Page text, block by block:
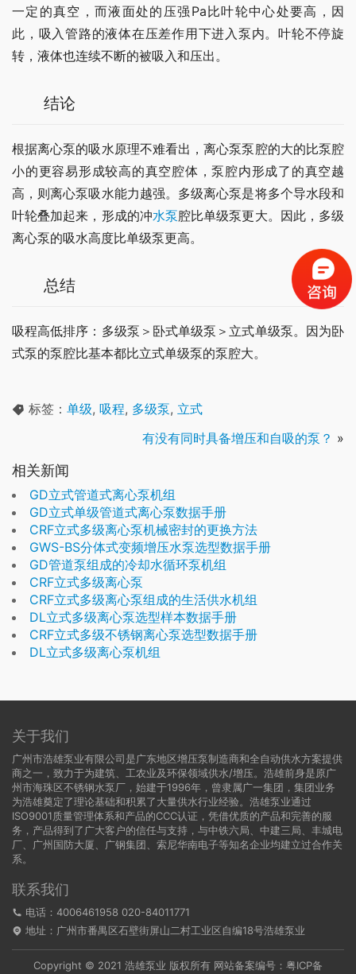
一定的真空，而液面处的压强Pa比叶轮中心处要高，因
此，吸入管路的液体在压差作用下进入泵内。叶轮不停旋
转，液体也连续不断的被吸入和压出。
结论
根据离心泵的吸水原理不难看出，离心泵泵腔的大的比泵腔
小的更容易形成较高的真空腔体，泵腔内形成了的真空越
高，则离心泵吸水能力越强。多级离心泵是将多个导水段和
叶轮叠加起来，形成的冲水泵腔比单级泵更大。因此，多级
离心泵的吸水高度比单级泵更高。
总结
吸程高低排序：多级泵＞卧式单级泵＞立式单级泵。因为卧
式泵的泵腔比基本都比立式单级泵的泵腔大。
标签： 单级, 吸程, 多级泵, 立式
有没有同时具备增压和自吸的泵？ »
相关新闻
GD立式管道式离心泵机组
GD立式单级管道式离心泵数据手册
CRF立式多级离心泵机械密封的更换方法
GWS-BS分体式变频增压水泵选型数据手册
GD管道泵组成的冷却水循环泵机组
CRF立式多级离心泵
CRF立式多级离心泵组成的生活供水机组
DL立式多级离心泵选型样本数据手册
CRF立式多级不锈钢离心泵选型数据手册
DL立式多级离心泵机组
关于我们
广州市浩雄泵业有限公司是广东地区增压泵制造商和全自动供水方案提供
商之一，致力于为建筑、工农业及环保领域供水/增压。浩雄前身是原广
州市海珠区不锈钢水泵厂，始建于1996年，曾隶属广一集团，集团业务
为浩雄奠定了理论基础和积累了大量供水行业经验。浩雄泵业通过
ISO9001质量管理体系和产品的CCC认证，凭借优质的产品和完善的服
务，产品得到了广大客户的信任与支持，与中铁六局、中建三局、丰城电
厂、广州国防大厦、广钢集团、索尼华南电子等知名企业均建立过合作关
系。
联系我们
电话：4006461958 020-84011771
地址：广州市番禺区石壁街屏山二村工业区自编18号浩雄泵业
Copyright © 2021 浩雄泵业 版权所有 网站备案编号： 粤ICP备